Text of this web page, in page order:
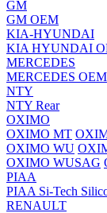
GM
GM OEM
KIA-HYUNDAI
KIA HYUNDAI
MERCEDES
MERCEDES OEM
NTY
NTY Rear
OXIMO
OXIMO MT
OXIMO WU
OXIMO WUSAG
PIAA
PIAA Si-Tech
RENAULT